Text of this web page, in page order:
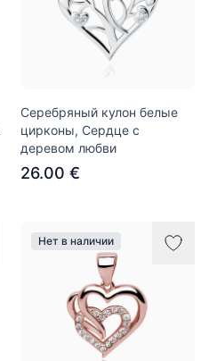
Серебряный кулон белые
цирконы, Сердце с
деревом любви
26.00 €
Нет в наличии